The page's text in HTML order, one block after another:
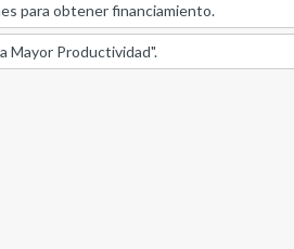
para obtener financiamiento.
Mayor Productividad".